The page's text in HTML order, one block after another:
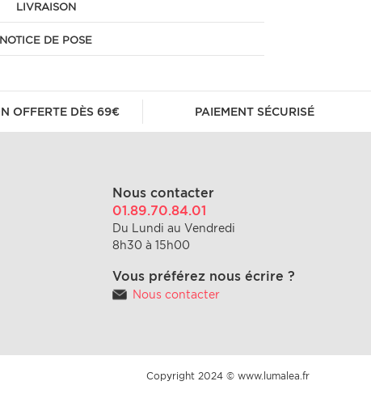
LIVRAISON
NOTICE DE POSE
OFFERTE DÈS 69€ PAIEMENT SÉCURISÉ
Nous contacter
01.89.70.84.01
Du Lundi au Vendredi
8h30 à 15h00
Vous préférez nous écrire ?
Nous contacter
Copyright 2024 © www.lumalea.fr